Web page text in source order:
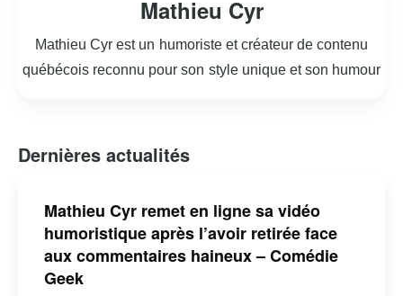
Mathieu Cyr
Mathieu Cyr est un humoriste et créateur de contenu
québécois reconnu pour son style unique et son humour
réseaux sociaux. Mathieu a su captiver un large public
sarcasme. En plus de ses spectacles, il participe
régulièrement à des émissions de télévision et de radio,
où il partage son point de vue sur l’actualité et la société.
Dernières actualités
Mathieu Cyr remet en ligne sa vidéo
humoristique après l’avoir retirée face
aux commentaires haineux – Comédie
Geek